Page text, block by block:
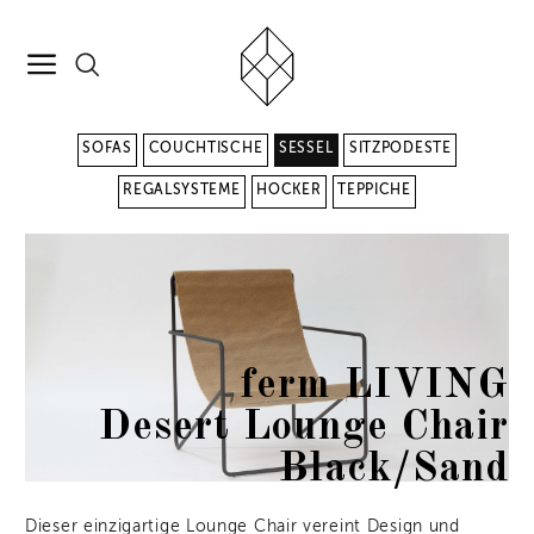
SOFAS COUCHTISCHE SESSEL SITZPODESTE
REGALSYSTEME HOCKER TEPPICHE
ferm LIVING
Desert Lounge Chair
Black/Sand
Dieser einzigartige Lounge Chair vereint Design und